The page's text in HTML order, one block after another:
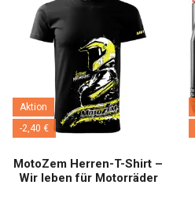
Aktion
-2,40 €
MotoZem Herren-T-Shirt –
Wir leben für Motorräder